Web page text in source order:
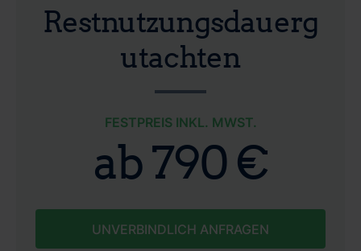
Restnutzungsdauerg
utachten
FESTPREIS INKL. MWST.
ab 790 €
UNVERBINDLICH ANFRAGEN